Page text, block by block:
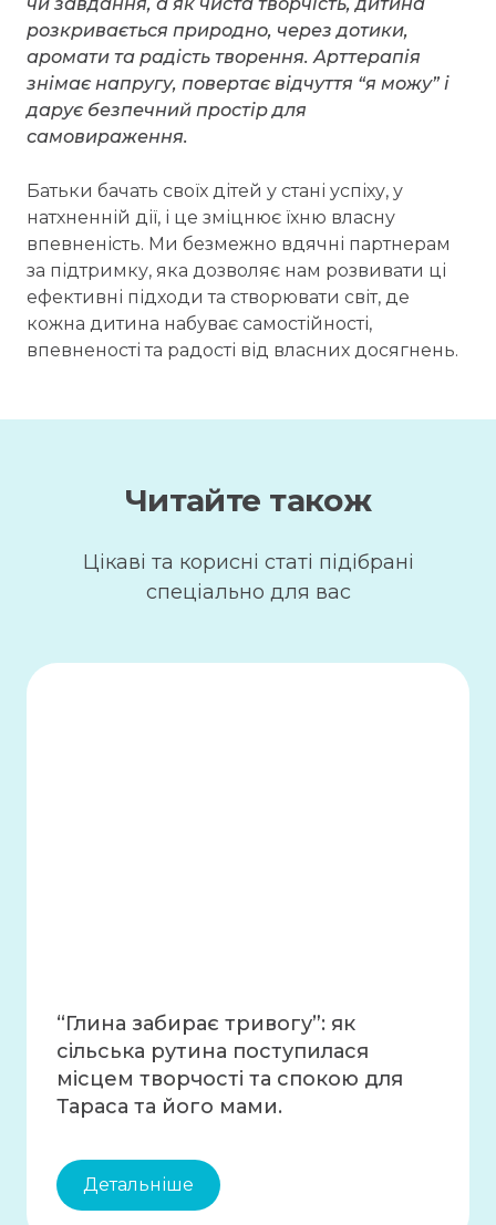
розкривається природно, через дотики,
аромати та радість творення. Арттерапія
знімає напругу, повертає відчуття “я можу” і
дарує безпечний простір для
самовираження.
Батьки бачать своїх дітей у стані успіху, у
натхненній дії, і це зміцнює їхню власну
впевненість. Ми безмежно вдячні партнерам
за підтримку, яка дозволяє нам розвивати ці
ефективні підходи та створювати світ, де
кожна дитина набуває самостійності,
впевненості та радості від власних досягнень.
Читайте також
Цікаві та корисні статі підібрані
спеціально для вас
“Глина забирає тривогу”: як
сільська рутина поступилася
місцем творчості та спокою для
Тараса та його мами.
Детальніше